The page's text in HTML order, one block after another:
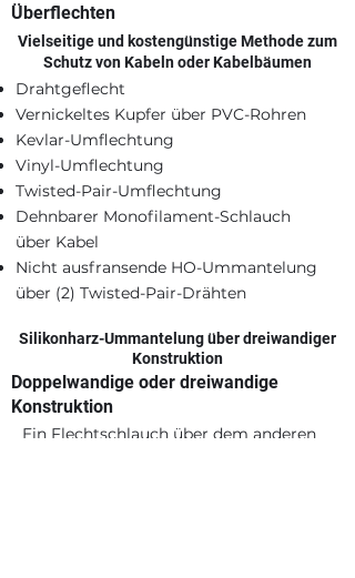
Überflechten
Vielseitige und kostengünstige Methode zum
Schutz von Kabeln oder Kabelbäumen
Drahtgeflecht
Vernickeltes Kupfer über PVC-Rohren
Kevlar-Umflechtung
Vinyl-Umflechtung
Twisted-Pair-Umflechtung
Dehnbarer Monofilament-Schlauch
über Kabel
Nicht ausfransende HO-Ummantelung
über (2) Twisted-Pair-Drähten
Silikonharz-Ummantelung über dreiwandiger
Konstruktion
Doppelwandige oder dreiwandige
Konstruktion
Ein Flechtschlauch über dem anderen